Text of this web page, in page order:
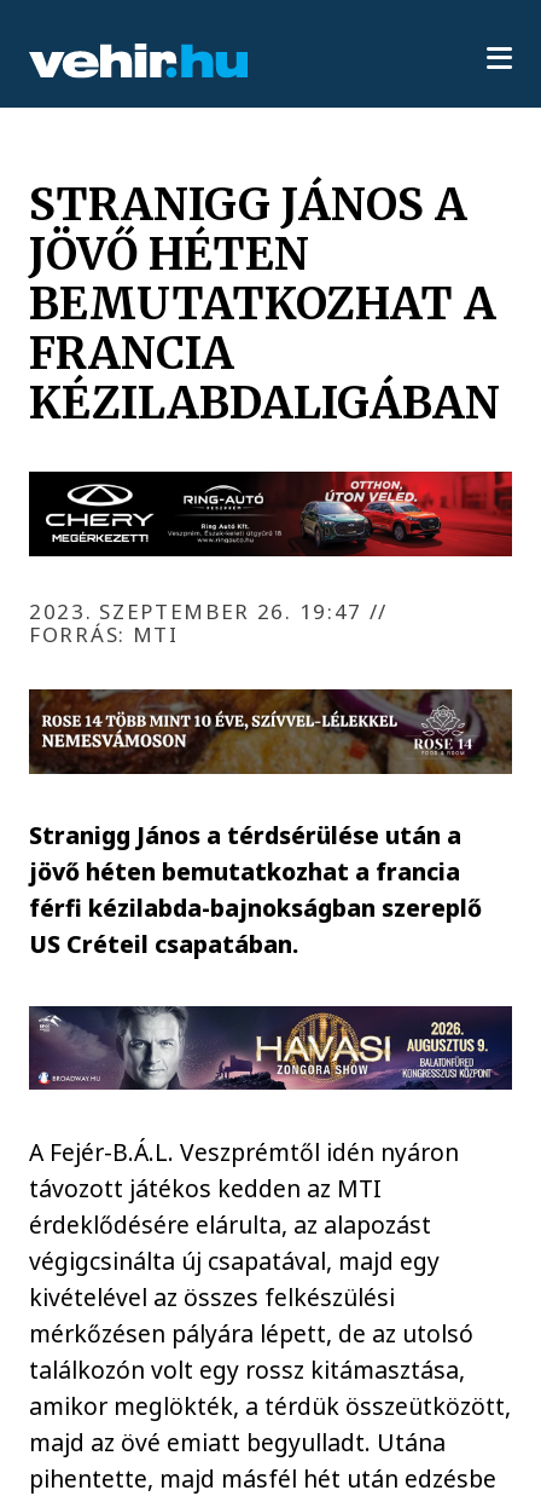
STRANIGG JÁNOS A
JÖVŐ HÉTEN
BEMUTATKOZHAT A
FRANCIA
KÉZILABDALIGÁBAN
2023. SZEPTEMBER 26. 19:47 //
FORRÁS: MTI
Stranigg János a térdsérülése után a
jövő héten bemutatkozhat a francia
férfi kézilabda-bajnokságban szereplő
US Créteil csapatában.
A Fejér-B.Á.L. Veszprémtől idén nyáron
távozott játékos kedden az MTI
érdeklődésére elárulta, az alapozást
végigcsinálta új csapatával, majd egy
kivételével az összes felkészülési
mérkőzésen pályára lépett, de az utolsó
találkozón volt egy rossz kitámasztása,
amikor meglökték, a térdük összeütközött,
majd az övé emiatt begyulladt. Utána
pihentette, majd másfél hét után edzésbe